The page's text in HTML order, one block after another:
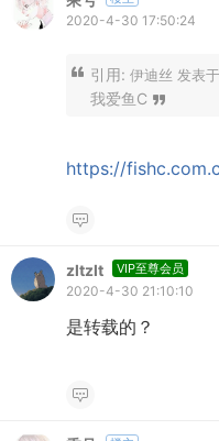
2020-4-30 17:50:24
引用: 伊迪丝 发表
我爱鱼C
https://
zltzlt VIP至尊会员
2020-4-30 21:10:10
是转载的？